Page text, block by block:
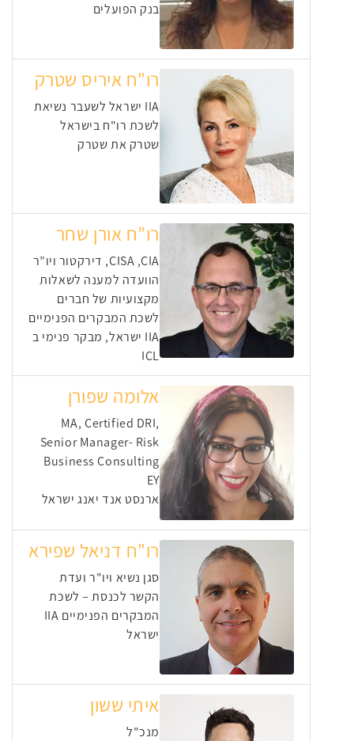
בנק הפועלים
רו"ח איריס שטרק
IIA ישראל לשעבר נשיאת
לשכת רו"ח בישראל
שטרק את שטרק
רו”ח אורן שחר
CISA ,CIA, דירקטור ויו”ר
הוועדה למענה לשאלות
מקצועיות של חברים
לשכת המבקרים הפנימיים
IIA ישראל, מבקר פנימי ב
ICL
אלומה שפורן
MA, Certified DRI,
Senior Manager- Risk
Business Consulting
EY
ארנסט אנד יאנג ישראל
רו"ח דניאל שפירא
סגן נשיא ויו"ר ועדת
הקשר לכנסת – לשכת
המבקרים הפנימיים IIA
ישראל
איתי ששון
מנכ"ל